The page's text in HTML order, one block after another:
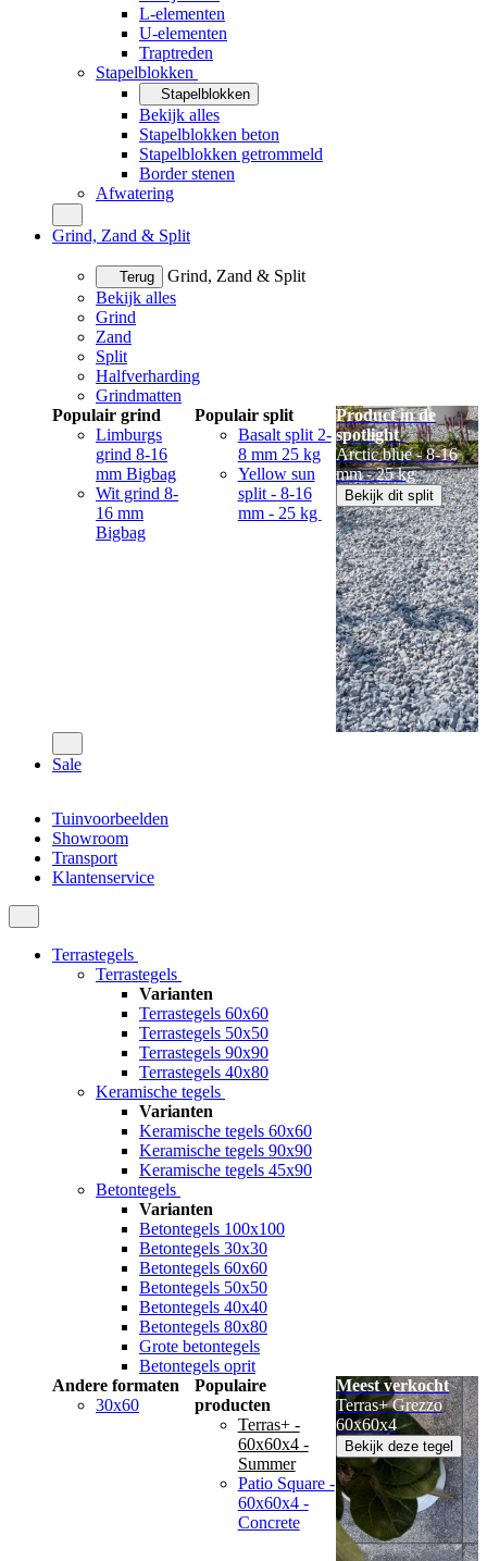
L-elementen
U-elementen
Traptreden
Stapelblokken
Stapelblokken
Bekijk alles
Stapelblokken beton
Stapelblokken getrommeld
Border stenen
Afwatering
Grind, Zand & Split
Terug
Grind, Zand & Split
Bekijk alles
Grind
Zand
Split
Halfverharding
Grindmatten
Populair grind
Limburgs
grind 8-16
mm Bigbag
Wit grind 8-
16 mm
Bigbag
Populair split
Basalt split 2-
8 mm 25 kg
Yellow sun
split - 8-16
mm - 25 kg
Product in de
spotlight
Arctic blue - 8-16
mm - 25 kg
Bekijk dit split
Sale
Tuinvoorbeelden
Showroom
Transport
Klantenservice
Terrastegels
Terrastegels
Varianten
Terrastegels 60x60
Terrastegels 50x50
Terrastegels 90x90
Terrastegels 40x80
Keramische tegels
Varianten
Keramische tegels 60x60
Keramische tegels 90x90
Keramische tegels 45x90
Betontegels
Varianten
Betontegels 100x100
Betontegels 30x30
Betontegels 60x60
Betontegels 50x50
Betontegels 40x40
Betontegels 80x80
Grote betontegels
Betontegels oprit
Andere formaten
30x60
Populaire
producten
Terras+ -
60x60x4 -
Summer
Patio Square -
60x60x4 -
Concrete
Meest verkocht
Terras+ Grezzo
60x60x4
Bekijk deze tegel